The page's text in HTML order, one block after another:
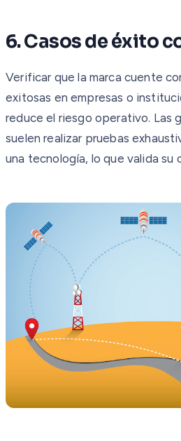
6. Casos de éxito
Verificar que la marca cuente
exitosas en empresas o
reduce el riesgo operativo. Las
suelen realizar pruebas
una tecnología, lo que valida su